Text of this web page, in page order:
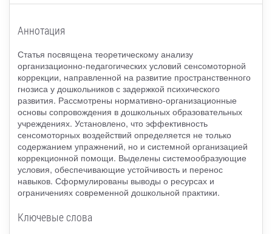
Аннотация
Статья посвящена теоретическому анализу
организационно-педагогических условий сенсомоторной
коррекции, направленной на развитие пространственного
гнозиса у дошкольников с задержкой психического
развития. Рассмотрены нормативно-организационные
основы сопровождения в дошкольных образовательных
учреждениях. Установлено, что эффективность
сенсомоторных воздействий определяется не только
содержанием упражнений, но и системной организацией
коррекционной помощи. Выделены системообразующие
условия, обеспечивающие устойчивость и перенос
навыков. Сформулированы выводы о ресурсах и
ограничениях современной дошкольной практики.
Ключевые слова